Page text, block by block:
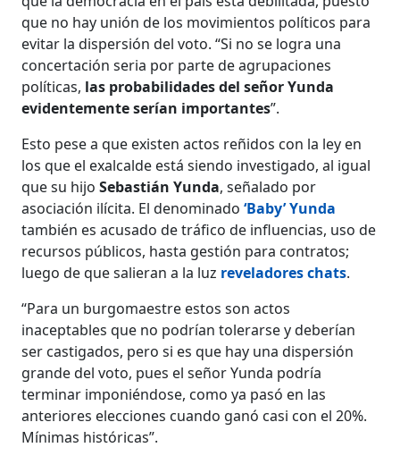
que no hay unión de los movimientos políticos para
evitar la dispersión del voto. “Si no se logra una
concertación seria por parte de agrupaciones
políticas, las probabilidades del señor Yunda
evidentemente serían importantes”.
Esto pese a que existen actos reñidos con la ley en
los que el exalcalde está siendo investigado, al igual
que su hijoSebastián Yunda, señalado por
asociación ilícita. El denominado ‘Baby’ Yunda
también es acusado de tráfico de influencias, uso de
recursos públicos, hasta gestión para contratos;
luego de que salieran a la luz reveladores chats.
“Para un burgomaestre estos son actos
inaceptables que no podrían tolerarse y deberían
ser castigados, pero si es que hay una dispersión
grande del voto, pues el señor Yunda podría
terminar imponiéndose, como ya pasó en las
anteriores elecciones cuando ganó casi con el 20%.
Mínimas históricas”.